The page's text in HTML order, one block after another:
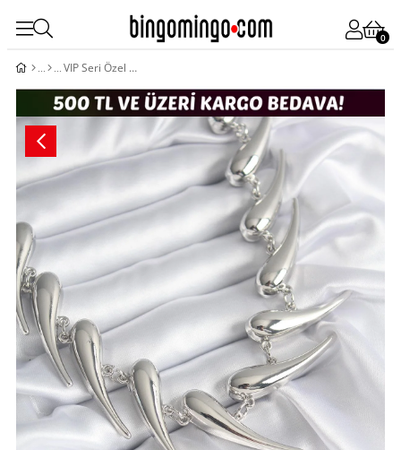
0
VIP Seri Özel Model Gümüş Renk Kadın Kolye